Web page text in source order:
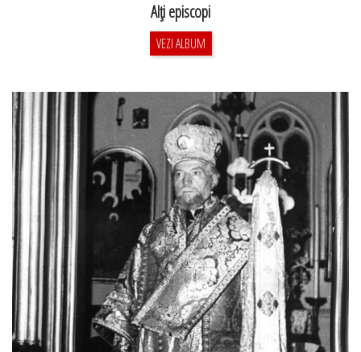
Alţi episcopi
VEZI ALBUM